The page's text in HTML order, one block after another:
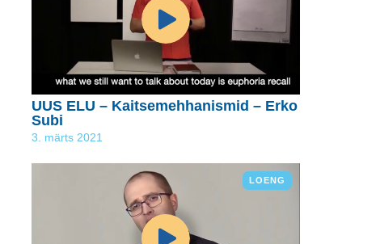
UUS ELU – Kaitsemehhanismid – Erko
Subi
3. märts 2021
LOENG